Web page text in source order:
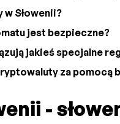
Słowenii?
jest bezpieczne?
jakieś specjalne
za pomocą
-